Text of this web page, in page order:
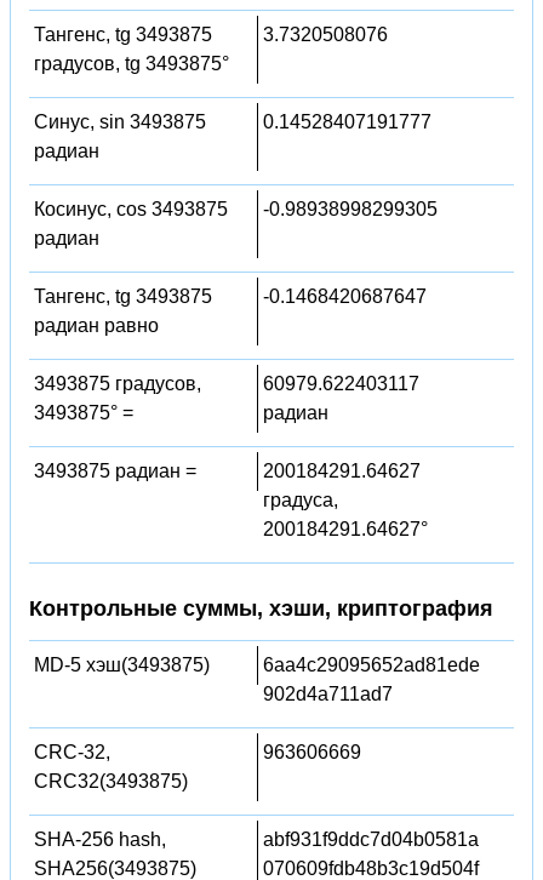
Тангенс, tg 3493875
градусов, tg 3493875°
3.7320508076
Синус, sin 3493875
радиан
0.14528407191777
Косинус, cos 3493875
радиан
-0.98938998299305
Тангенс, tg 3493875
радиан равно
-0.1468420687647
3493875 градусов,
3493875° =
60979.622403117
радиан
3493875 радиан =
200184291.64627
градуса,
200184291.64627°
Контрольные суммы, хэши, криптография
MD-5 хэш(3493875)
6aa4c29095652ad81ede
902d4a711ad7
CRC-32,
CRC32(3493875)
963606669
SHA-256 hash,
SHA256(3493875)
abf931f9ddc7d04b0581a
070609fdb48b3c19d504f